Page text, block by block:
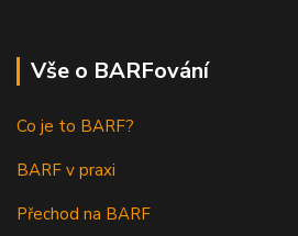
Vše o BARFování
Co je to BARF?
BARF v praxi
Přechod na BARF